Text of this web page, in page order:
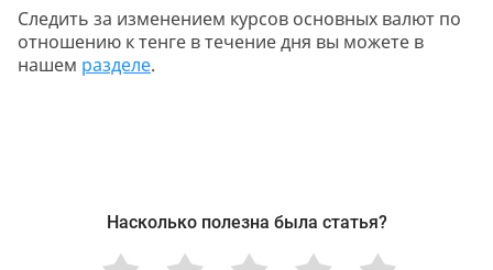
Следить за изменением курсов основных валют по
отношению к тенге в течение дня вы можете в
нашем разделе.
Насколько полезна была статья?